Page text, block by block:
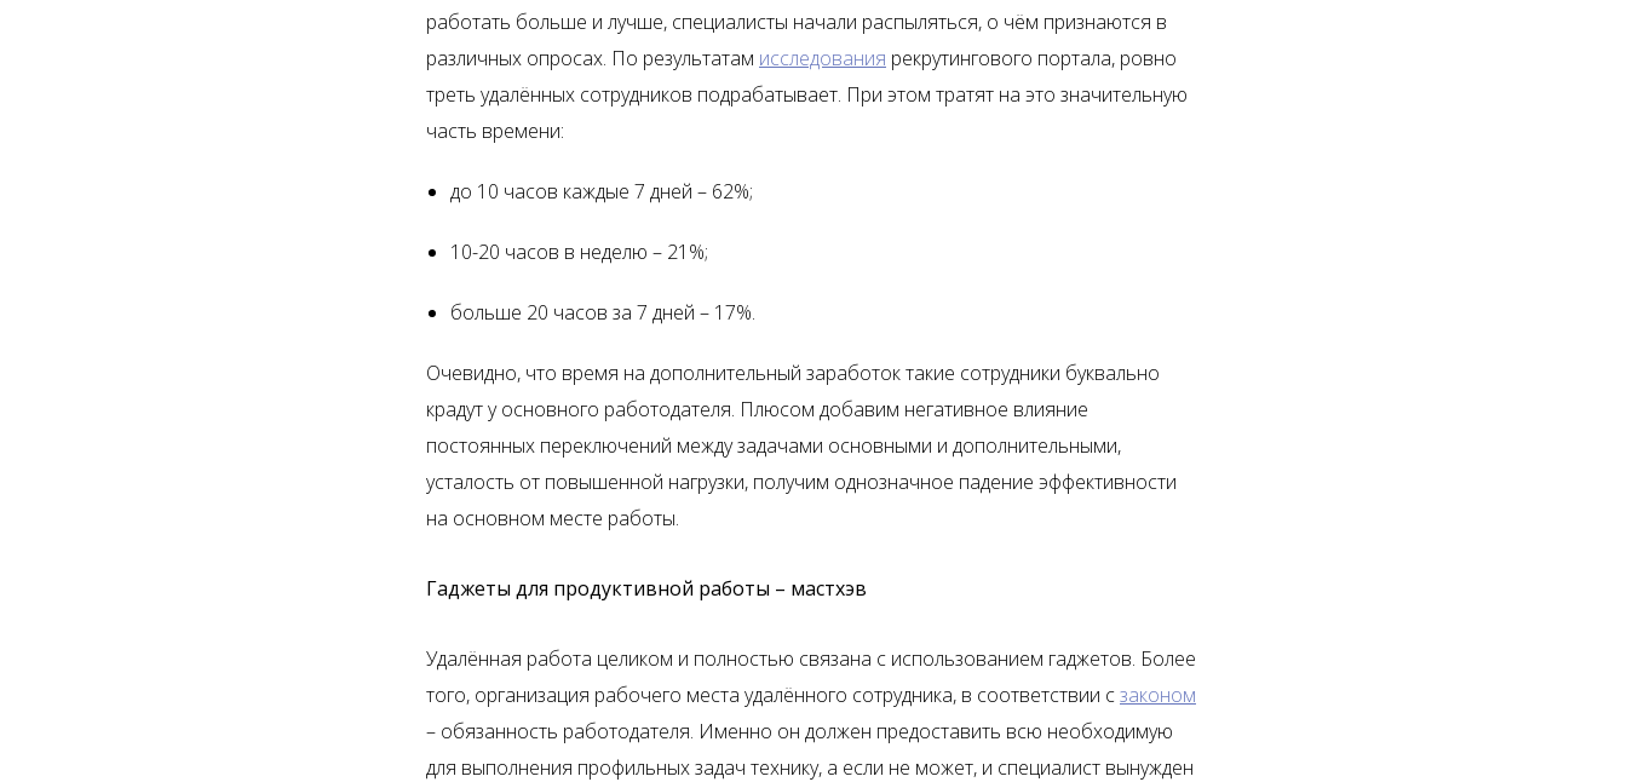
работать больше и лучше, специалисты начали распыляться, о чём признаются в
различных опросах. По результатам исследования рекрутингового портала, ровно
треть удалённых сотрудников подрабатывает. При этом тратят на это значительную
часть времени:
до 10 часов каждые 7 дней – 62%;
10-20 часов в неделю – 21%;
больше 20 часов за 7 дней – 17%.
Очевидно, что время на дополнительный заработок такие сотрудники буквально
крадут у основного работодателя. Плюсом добавим негативное влияние
постоянных переключений между задачами основными и дополнительными,
усталость от повышенной нагрузки, получим однозначное падение эффективности
на основном месте работы.
Гаджеты для продуктивной работы – мастхэв
Удалённая работа целиком и полностью связана с использованием гаджетов. Более
того, организация рабочего места удалённого сотрудника, в соответствии сзаконом
– обязанность работодателя. Именно он должен предоставить всю необходимую
для выполнения профильных задач технику, а если не может, и специалист вынужден